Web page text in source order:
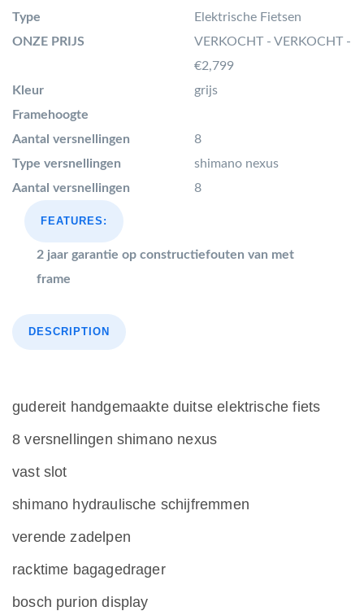
Type
Elektrische Fietsen
ONZE PRIJS
VERKOCHT - VERKOCHT -
€2,799
Kleur
grijs
Framehoogte
Aantal versnellingen
8
Type versnellingen
shimano nexus
Aantal versnellingen
8
FEATURES:
2 jaar garantie op constructiefouten van met
frame
DESCRIPTION
gudereit handgemaakte duitse elektrische fiets
8 versnellingen shimano nexus
vast slot
shimano hydraulische schijfremmen
verende zadelpen
racktime bagagedrager
bosch purion display